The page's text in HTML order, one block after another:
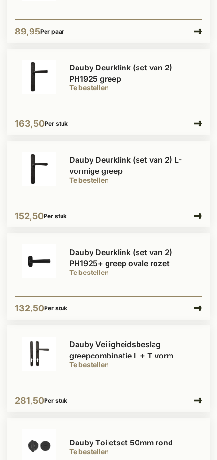
89,95Per paar
Te bestellen
Dauby Deurklink (set van 2)
PH1925 greep
163,50Per stuk
Te bestellen
Dauby Deurklink (set van 2) L-
vormige greep
152,50Per stuk
Te bestellen
Dauby Deurklink (set van 2)
PH1925+ greep ovale rozet
132,50Per stuk
Te bestellen
Dauby Veiligheidsbeslag
greepcombinatie L + T vorm
281,50Per stuk
Te bestellen
Dauby Toiletset 50mm rond